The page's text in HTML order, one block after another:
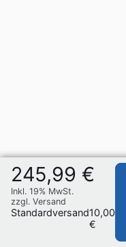
245,99 €
Inkl. 19% MwSt.
zzgl. Versand
Standardversand10,00
€